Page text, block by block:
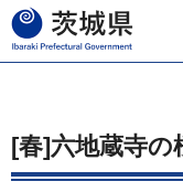
茨城県
[春]六地蔵寺の